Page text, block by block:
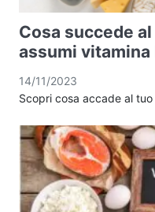
Cosa succede
assumi vitamina
14/11/2023
Scopri cosa accade al